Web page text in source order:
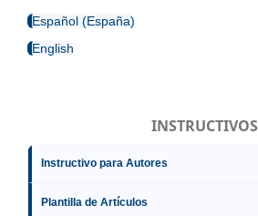
Español (España)
English
INSTRUCTIVOS
Instructivo para Autores
Plantilla de Artículos